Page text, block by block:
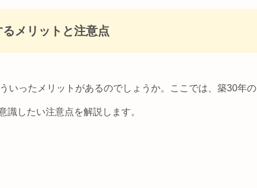
メリットと注意点
いったメリットがあるのでしょうか。ここでは、築30年の
識したい注意点を解説します。